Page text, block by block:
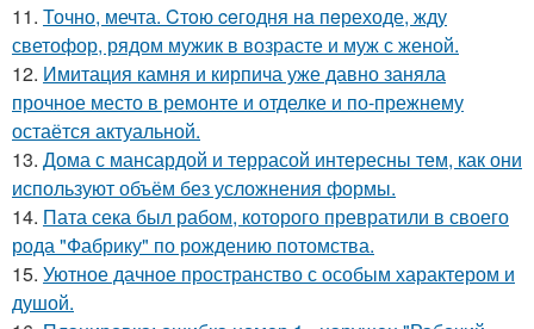
11. Точно, мечта. Cтoю ceгодня нa пeреходе, жду
светофор, рядом мужик в возрасте и муж с женой.
12. Имитация камня и кирпича уже давно заняла
прочное место в ремонте и отделке и по-прежнему
остаётся актуальной.
13. Дома с мансардой и террасой интересны тем, как они
используют объём без усложнения формы.
14. Пата сека был рабом, которого превратили в своего
рода "Фабрику" по рождению потомства.
15. Уютное дачное пространство с особым характером и
душой.